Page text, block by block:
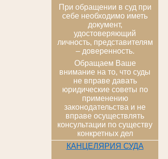
При обращении в суд при
себе необходимо иметь
документ,
удостоверяющий
личность, представителям
– доверенность.
Обращаем Ваше
внимание на то, что суды
не вправе давать
юридические советы по
применению
законодательства и не
вправе осуществлять
консультации по существу
конкретных дел
КАНЦЕЛЯРИЯ СУДА